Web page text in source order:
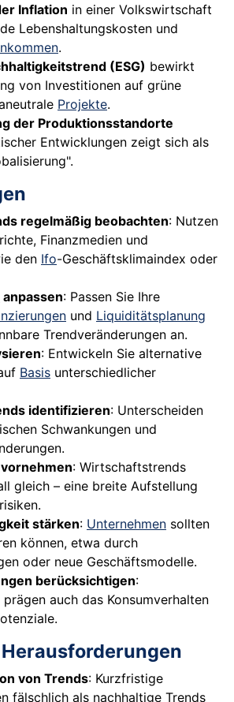
Inflation in einer Volkswirtschaft
Lebenshaltungskosten und
.
(ESG) bewirkt
von Investitionen auf grüne
Projekte.
der Produktionsstandorte
Entwicklungen zeigt sich als
regelmäßig beobachten: Nutzen
Finanzmedien und
den Ifo-Geschäftsklimaindex oder
anpassen: Passen Sie Ihre
und Liquiditätsplanung
Trendveränderungen an.
: Entwickeln Sie alternative
Basis unterschiedlicher
identifizieren: Unterscheiden
Schwankungen und
: Wirtschaftstrends
gleich – eine breite Aufstellung
stärken: Unternehmen sollten
können, etwa durch
oder neue Geschäftsmodelle.
berücksichtigen:
auch das Konsumverhalten
von Trends: Kurzfristige
fälschlich als nachhaltige Trends